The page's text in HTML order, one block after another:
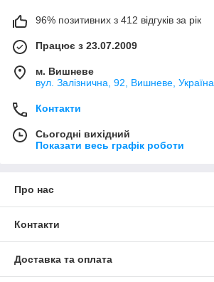
96% позитивних з 412 відгуків за рік
Працює з 23.07.2009
м. Вишневе
вул. Залізнична, 92, Вишневе, Україна
Контакти
Сьогодні вихідний
Показати весь графік роботи
Про нас
Контакти
Доставка та оплата